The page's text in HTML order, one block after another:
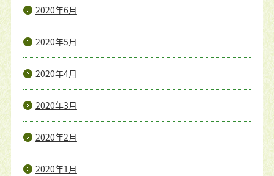
2020年6月
2020年5月
2020年4月
2020年3月
2020年2月
2020年1月